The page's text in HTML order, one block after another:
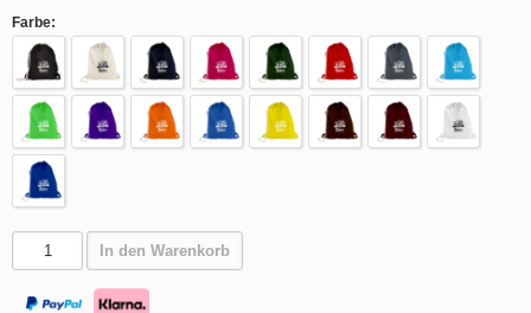
Farbe:
In den Warenkorb